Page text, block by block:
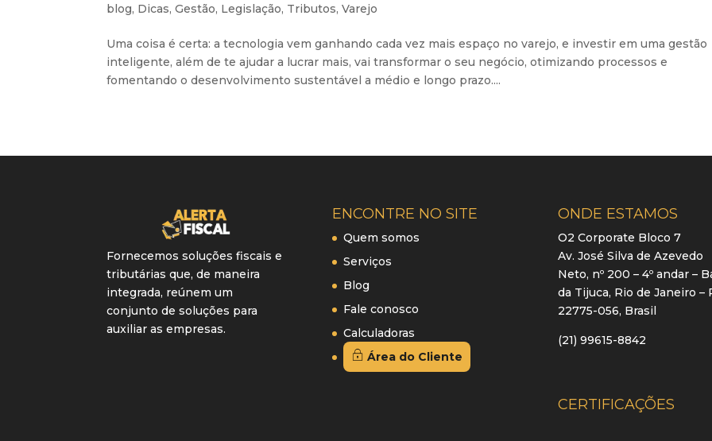
blog, Dicas,Gestão, Legislação, Tributos,Varejo
Uma coisa é certa: a tecnologia vem ganhando cada vez mais espaço no varejo, e investir em uma gestão
inteligente, além de te ajudar a lucrar mais, vai transformar o seu negócio, otimizando processos e
fomentando o desenvolvimento sustentável a médio e longo prazo....
Fornecemos soluções fiscais e
tributárias que, de maneira
integrada, reúnem um
conjunto de soluções para
auxiliar as empresas.
ENCONTRE NO SITE
Quem somos
Serviços
Blog
Fale conosco
Calculadoras
Área do Cliente
ONDE ESTAMOS
O2 Corporate Bloco 7
Av. José Silva de Azevedo
Neto, nº 200 – 4º andar –
da Tijuca, Rio de Janeiro –
22775-056, Brasil
(21) 99615-8842
CERTIFICAÇÕES